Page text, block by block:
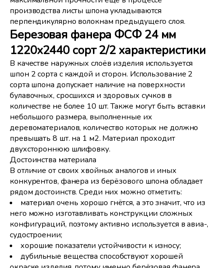
производства листы шпона укладываются
перпендикулярно волокнам предыдущего слоя.
Березовая фанера ФСФ 24 мм
1220x2440 сорт 2/2 характеристики
В качестве наружных слоёв изделия используется
шпон 2 сорта с каждой и сторон. Использование 2
сорта шпона допускает наличие на поверхности
булавочных, сросшихся и здоровых сучков в
количестве не более 10 шт. Также могут быть вставки
небольшого размера, выполненные их
деревоматериалов, количество которых не должно
превышать 8 шт. на 1 м2. Материал проходит
двухстороннюю шлифовку.
Достоинства материала
В отличие от своих хвойных аналогов и иных
конкурентов, фанера из берёзового шпона обладает
рядом достоинств. Среди них можно отметить:
материал очень хорошо гнётся, а это значит, что из
него можно изготавливать конструкции сложных
конфигураций, поэтому активно используется в авиа-,
судостроении;
хорошие показатели устойчивости к износу;
дубильные вещества способствуют хорошей